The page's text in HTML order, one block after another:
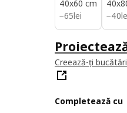
40x60 cm
−65lei
65lei
−40
Creează-ți
Completează cu